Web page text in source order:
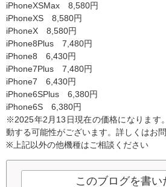
iPhoneXSMax 8,580円
iPhoneXS 8,580円
iPhoneX 8,580円
iPhone8Plus 7,480円
iPhone8 6,430円
iPhone7Plus 7,480円
iPhone7 6,430円
iPhone6SPlus 6,380円
iPhone6S 6,380円
※2025年2月13日現在の価格になります
動する可能性がございます。詳しくはお
※上記以外の他機種はご相談ください
このブログを書い